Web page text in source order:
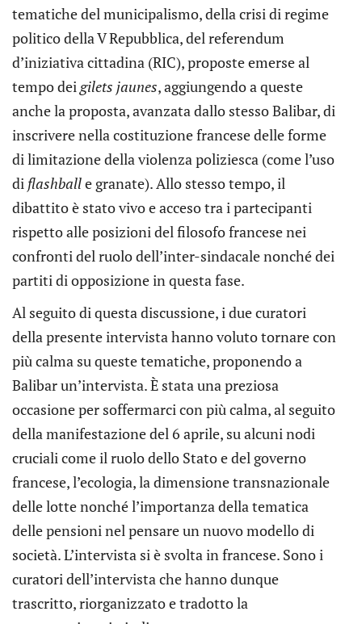
tematiche del municipalismo, della crisi di regime
politico della V Repubblica, del referendum
d’iniziativa cittadina (RIC), proposte emerse al
tempo deigilets jaunes, aggiungendo a queste
anche la proposta, avanzata dallo stesso Balibar, di
inscrivere nella costituzione francese delle forme
di limitazione della violenza poliziesca (come l’uso
di flashballe granate). Allo stesso tempo, il
dibattito è stato vivo e acceso tra i partecipanti
rispetto alle posizioni del filosofo francese nei
confronti del ruolo dell’inter-sindacale nonché dei
partiti di opposizione in questa fase.
Al seguito di questa discussione, i due curatori
della presente intervista hanno voluto tornare con
più calma su queste tematiche, proponendo a
Balibar un’intervista. È stata una preziosa
occasione per soffermarci con più calma, al seguito
della manifestazione del 6 aprile, su alcuni nodi
cruciali come il ruolo dello Stato e del governo
francese, l’ecologia, la dimensione transnazionale
delle lotte nonché l’importanza della tematica
delle pensioni nel pensare un nuovo modello di
società. L’intervista si è svolta in francese. Sono i
curatori dell’intervista che hanno dunque
trascritto, riorganizzato e tradotto la